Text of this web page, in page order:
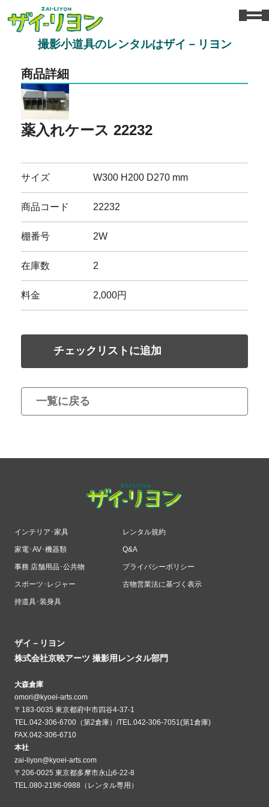
撮影小道具のレンタルはザイ－リヨン
商品詳細
薬入れケース 22232
サイズ W300 H200 D270 mm
商品コード 22232
棚番号 2W
在庫数 2
料金 2,000円
チェックリストに追加
一覧に戻る
インテリア･家具
家電･AV･機器類
事務 店舗用品･公共物
スポーツ･レジャー
持道具･装身具
レンタル規約
Q&A
プライバシーポリシー
古物営業法に基づく表示
ザイ－リヨン
株式会社京映アーツ 撮影用レンタル部門
大森倉庫
omori@kyoei-arts.com
〒183-0035 東京都府中市四谷4-37-1
TEL.042-306-6700（第2倉庫）/TEL.042-306-7051(第1倉庫)
FAX.042-306-6710
本社
zai-liyon@kyoei-arts.com
〒206-0025 東京都多摩市永山6-22-8
TEL.080-2196-0988（レンタル専用）